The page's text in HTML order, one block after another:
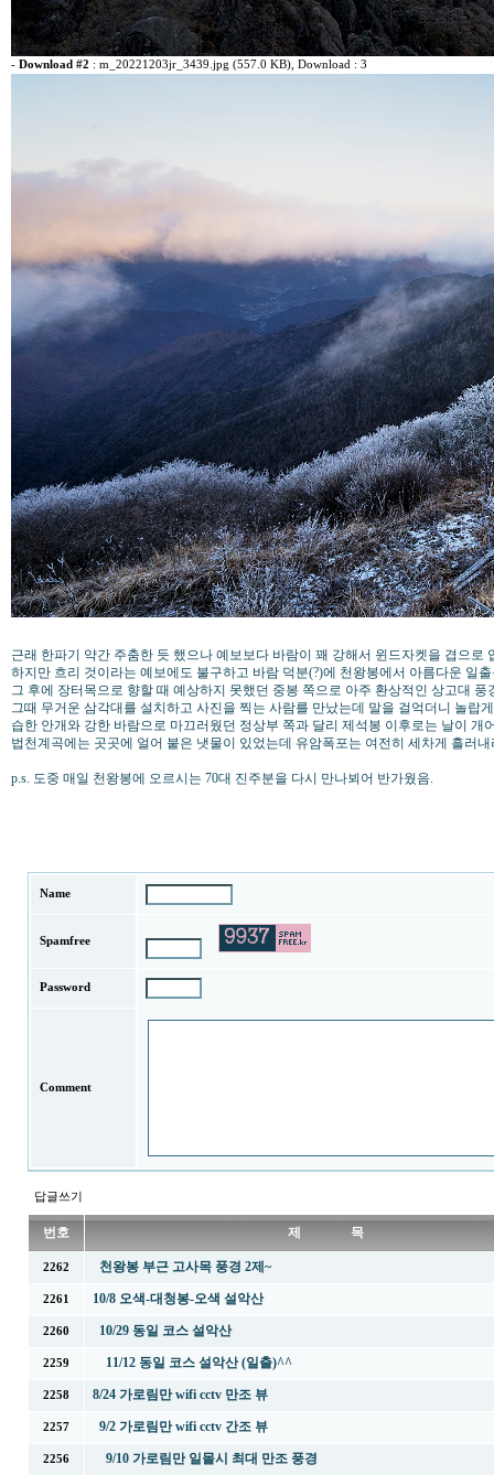
- Download #2 : m_20221203jr_3439.jpg (557.0 KB), Download : 3
근래 한파기 약간 주춤한 듯 했으나 예보보다 바람이 꽤 강해서 윈드자켓을 겹으
하지만 흐리 것이라는 예보에도 불구하고 바람 덕분(?)에 천왕봉에서 아름다운 일
그 후에 장터목으로 향할 때 예상하지 못했던 중봉 쪽으로 아주 환상적인 상고대 풍
그때 무거운 삼각대를 설치하고 사진을 찍는 사람를 만났는데 말을 걸억더니 놀랍
습한 안개와 강한 바람으로 마끄러웠던 정상부 쪽과 달리 제석봉 이후로는 날이 개
법천계곡에는 곳곳에 얼어 붙은 냇물이 있었는데 유암폭포는 여전히 세차게 흘러
p.s. 도중 매일 천왕봉에 오르시는 70대 진주분을 다시 만나뵈어 반가웠음.
Name
Spamfree
Password
Comment
답글쓰기
번호 제 목
2262 천왕봉 부근 고사목 풍경 2제~
2261 10/8 오색-대청봉-오색 설악산
2260 10/29 동일 코스 설악산
2259 11/12 동일 코스 설악산 (일출)^^
2258 8/24 가로림만 wifi cctv 만조 뷰
2257 9/2 가로림만 wifi cctv 간조 뷰
2256 9/10 가로림만 일몰시 최대 만조 풍경